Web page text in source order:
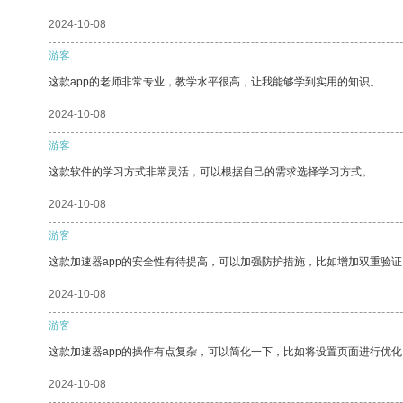
2024-10-08
游客
这款app的老师非常专业，教学水平很高，让我能够学到实用的知识。
2024-10-08
游客
这款软件的学习方式非常灵活，可以根据自己的需求选择学习方式。
2024-10-08
游客
这款加速器app的安全性有待提高，可以加强防护措施，比如增加双重验
2024-10-08
游客
这款加速器app的操作有点复杂，可以简化一下，比如将设置页面进行优
2024-10-08